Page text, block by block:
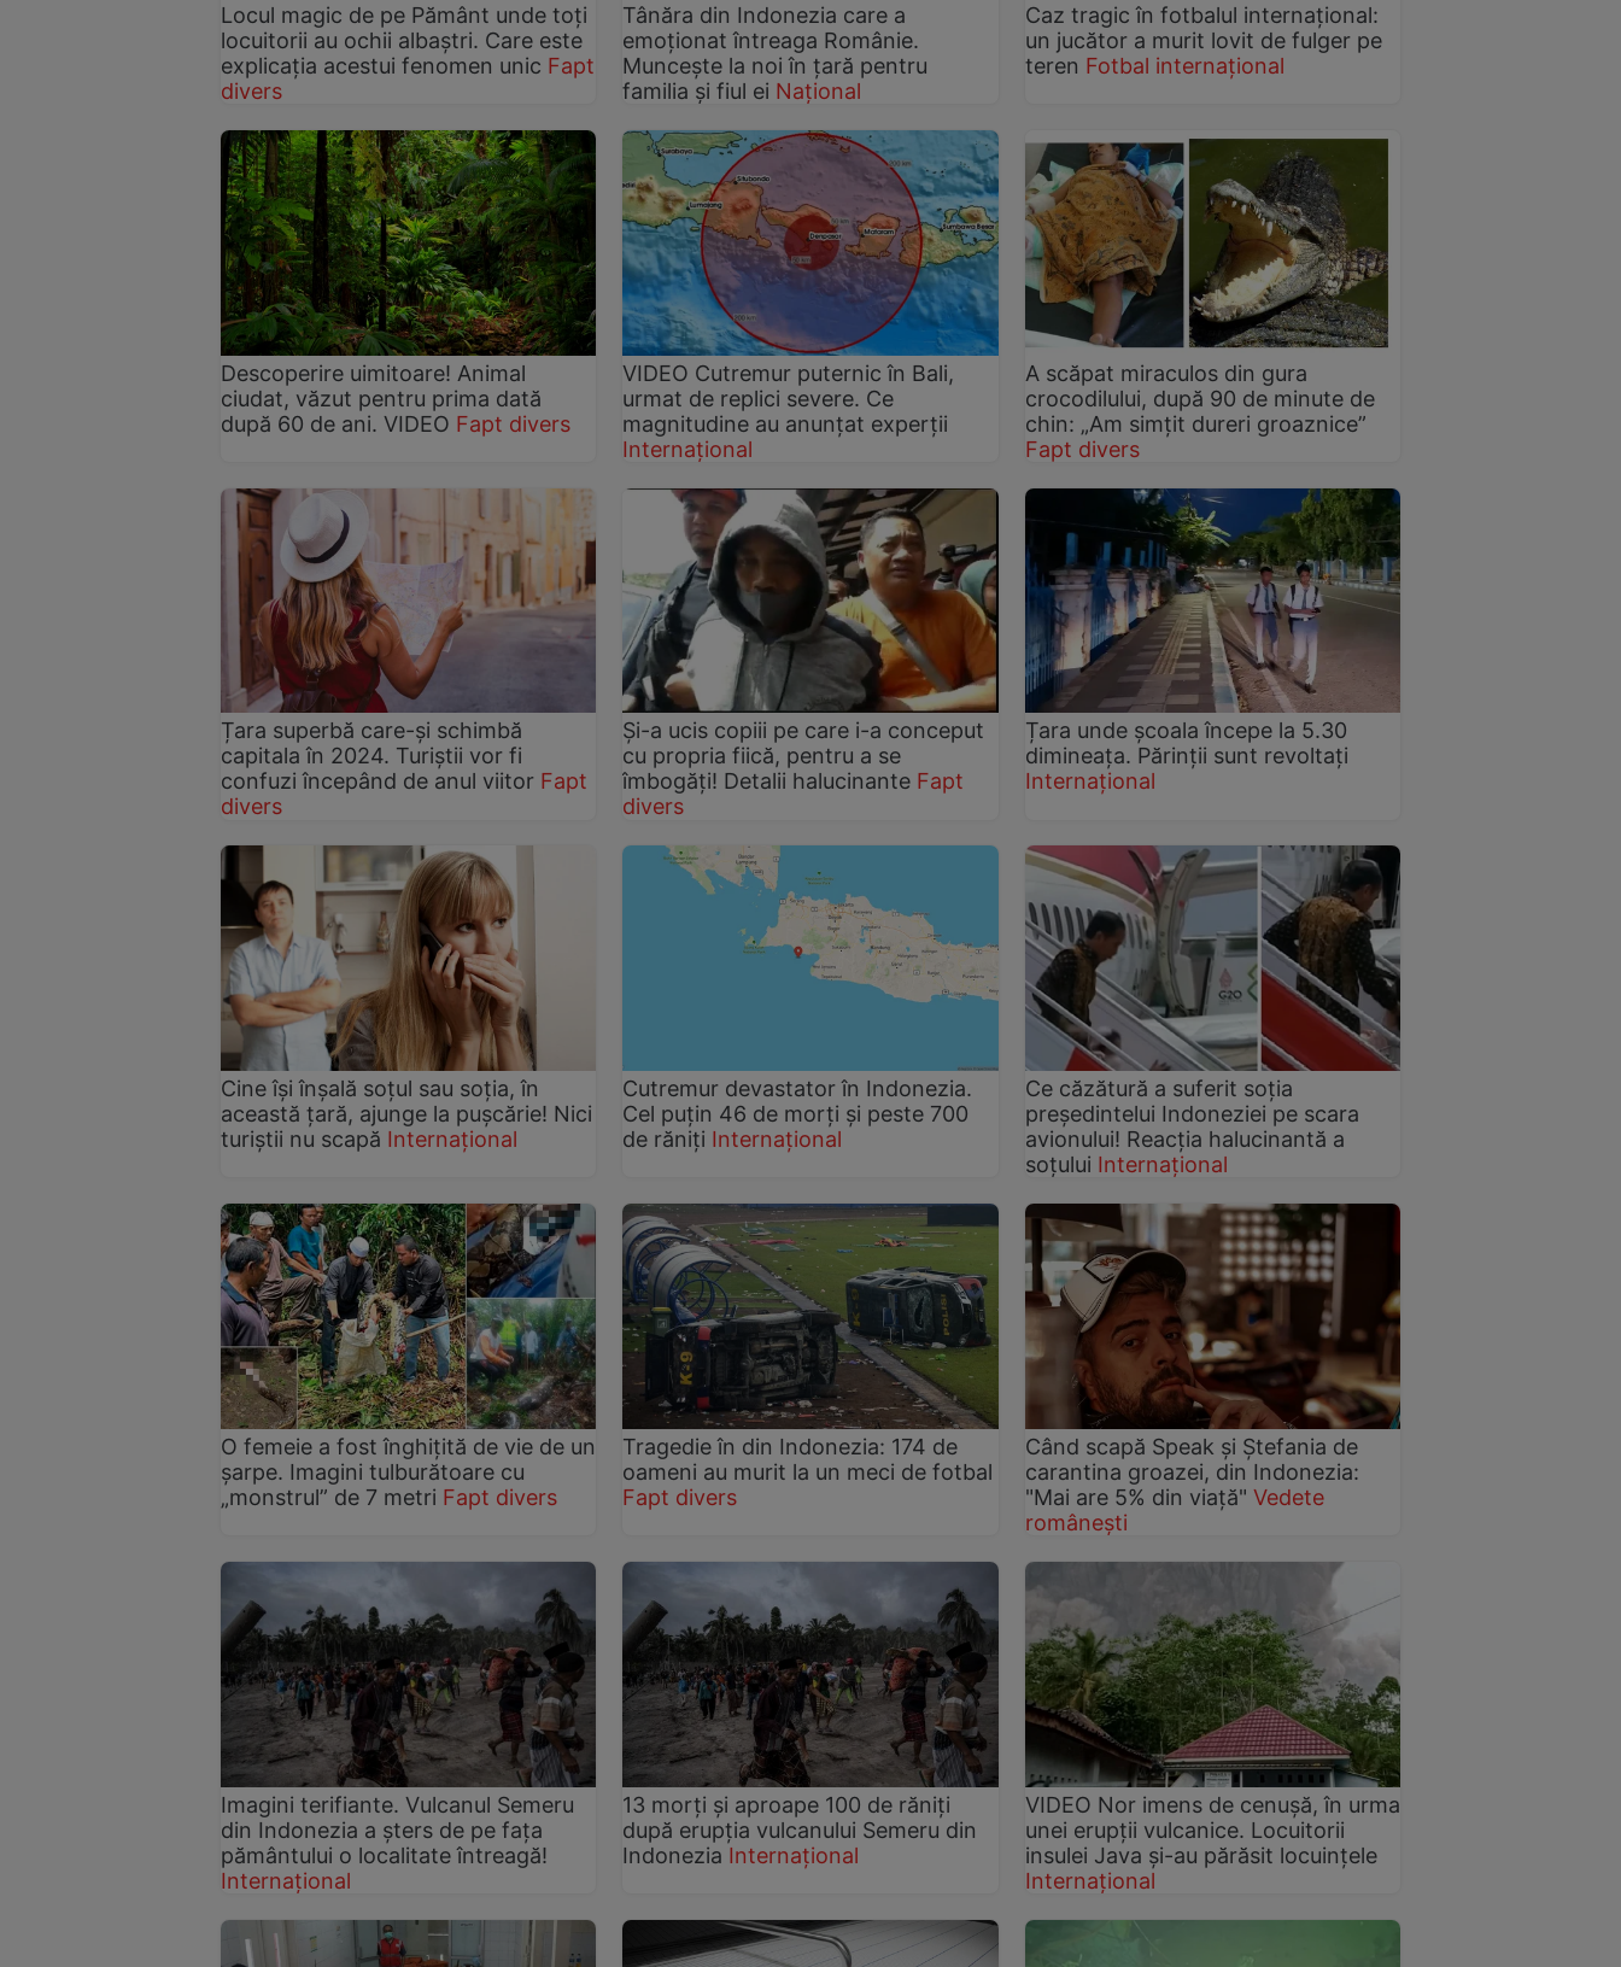
Locul magic de pe Pământ unde toți
locuitorii au ochii albaștri. Care este
explicația acestui fenomen unic Fapt
divers
Tânăra din Indonezia care a
emoționat întreaga Românie.
Muncește la noi în țară pentru
familia și fiul ei Național
Caz tragic în fotbalul internațional:
un jucător a murit lovit de fulger pe
teren Fotbal internațional
Descoperire uimitoare! Animal
ciudat, văzut pentru prima dată
după 60 de ani. VIDEO Fapt divers
VIDEO Cutremur puternic în Bali,
urmat de replici severe. Ce
magnitudine au anunțat experții
Internațional
A scăpat miraculos din gura
crocodilului, după 90 de minute de
chin: „Am simțit dureri groaznice”
Fapt divers
Țara superbă care-și schimbă
capitala în 2024. Turiștii vor fi
confuzi începând de anul viitor Fapt
divers
Și-a ucis copiii pe care i-a conceput
cu propria fiică, pentru a se
îmbogăți! Detalii halucinante Fapt
divers
Țara unde școala începe la 5.30
dimineața. Părinții sunt revoltați
Internațional
Cine își înșală soțul sau soția, în
această țară, ajunge la pușcărie! Nici
turiștii nu scapă Internațional
Cutremur devastator în Indonezia.
Cel puțin 46 de morți și peste 700
de răniți Internațional
Ce căzătură a suferit soția
președintelui Indoneziei pe scara
avionului! Reacția halucinantă a
soțului Internațional
O femeie a fost înghițită de vie de un
șarpe. Imagini tulburătoare cu
„monstrul” de 7 metri Fapt divers
Tragedie în din Indonezia: 174 de
oameni au murit la un meci de fotbal
Fapt divers
Când scapă Speak și Ștefania de
carantina groazei, din Indonezia:
"Mai are 5% din viață" Vedete
românești
Imagini terifiante. Vulcanul Semeru
din Indonezia a șters de pe fața
pământului o localitate întreagă!
Internațional
13 morți și aproape 100 de răniți
după erupția vulcanului Semeru din
Indonezia Internațional
VIDEO Nor imens de cenușă, în urma
unei erupții vulcanice. Locuitorii
insulei Java și-au părăsit locuințele
Internațional